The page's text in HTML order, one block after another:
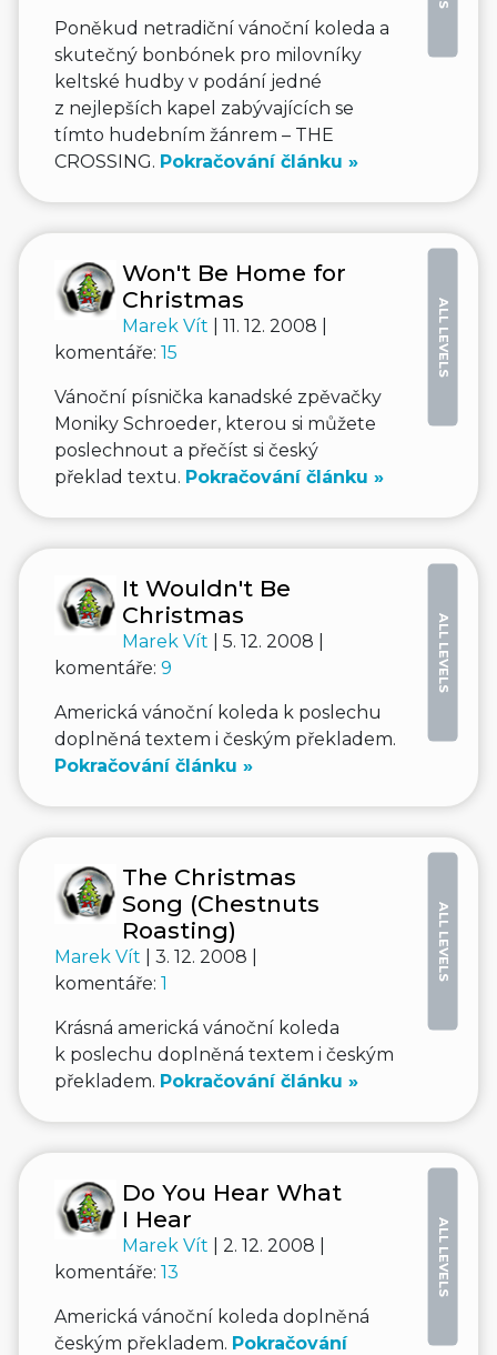
Poněkud netradiční vánoční koleda a
skutečný bonbónek pro milovníky
keltské hudby v podání jedné
z nejlepších kapel zabývajících se
tímto hudebním žánrem – THE
CROSSING. Pokračování článku »
ALL LEVELS
Won't Be Home for
Christmas
Marek Vít
| 11. 12. 2008 |
komentáře: 15
Vánoční písnička kanadské zpěvačky
Moniky Schroeder, kterou si můžete
poslechnout a přečíst si český
překlad textu. Pokračování článku »
ALL LEVELS
It Wouldn't Be
Christmas
Marek Vít
| 5. 12. 2008 |
komentáře: 9
Americká vánoční koleda k poslechu
doplněná textem i českým překladem.
Pokračování článku »
ALL LEVELS
The Christmas
Song (Chestnuts
Roasting)
Marek Vít
| 3. 12. 2008 |
komentáře: 1
Krásná americká vánoční koleda
k poslechu doplněná textem i českým
překladem. Pokračování článku »
ALL LEVELS
Do You Hear What
I Hear
Marek Vít
| 2. 12. 2008 |
komentáře: 13
Americká vánoční koleda doplněná
českým překladem. Pokračování